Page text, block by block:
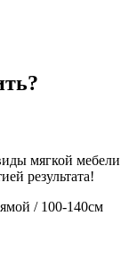
мягкой мебели
результата!